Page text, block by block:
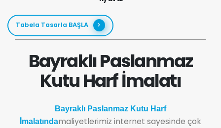
Tabela Tasarla BAŞLA
Bayraklı Paslanmaz
Kutu Harf İmalatı
Bayraklı Paslanmaz Kutu Harf
İmalatındamaliyetlerimiz internet sayesinde çok